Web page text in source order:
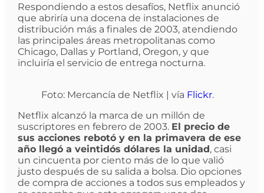
Respondiendo a estos desafíos, Netflix anunció
que abriría una docena de instalaciones de
distribución más a finales de 2003, atendiendo
las principales áreas metropolitanas como
Chicago, Dallas y Portland, Oregon, y que
incluiría el servicio de entrega nocturna.
Foto: Mercancía de Netflix | vía Flickr.
Netflix alcanzó la marca de un millón de
suscriptores en febrero de 2003. El precio de
sus acciones rebotó y en la primavera de ese
año llegó a veintidós dólares la unidad, casi
un cincuenta por ciento más de lo que valió
justo después de su salida a bolsa. Dio opciones
de compra de acciones a todos sus empleados y